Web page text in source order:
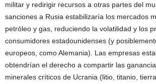
militar y redirigir recursos a otras partes del
sanciones a Rusia estabilizaría los mercados
petróleo y gas, reduciendo la volatilidad y los
consumidores estadounidenses (y
europeos, como Alemania). Las empresas
obtendrían el derecho a compartir las
minerales críticos de Ucrania (litio, titanio,